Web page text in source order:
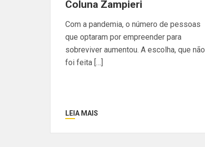
Coluna Zampieri
Com a pandemia, o número de pessoas
que optaram por empreender para
sobreviver aumentou. A escolha, que não
foi feita […]
LEIA MAIS